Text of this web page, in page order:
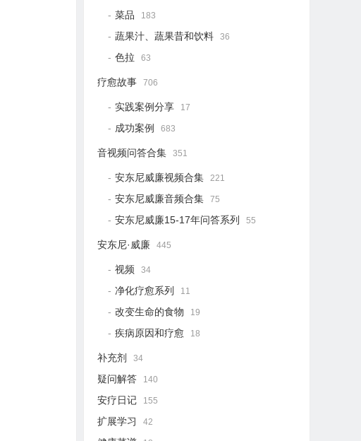
菜品 183
蔬果汁、蔬果昔和饮料 36
色拉 63
疗愈故事 706
实践案例分享 17
成功案例 683
音视频问答合集 351
安东尼威廉视频合集 221
安东尼威廉音频合集 75
安东尼威廉15-17年问答系列 55
安东尼·威廉 445
视频 34
净化疗愈系列 11
改变生命的食物 19
疾病原因和疗愈 18
补充剂 34
疑问解答 140
安疗日记 155
扩展学习 42